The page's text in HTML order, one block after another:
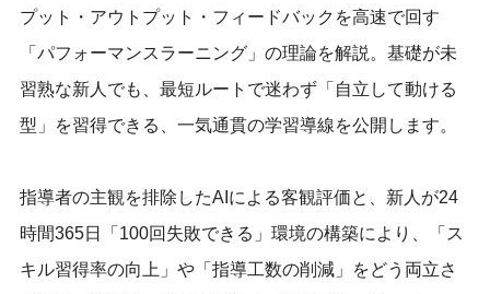
プット・アウトプット・フィードバックを高速で回す
「パフォーマンスラーニング」の理論を解説。基礎が未
習熟な新人でも、最短ルートで迷わず「自立して動ける
型」を習得できる、一気通貫の学習導線を公開します。
指導者の主観を排除したAIによる客観評価と、新人が24
時間365日「100回失敗できる」環境の構築により、「ス
キル習得率の向上」や「指導工数の削減」をどう両立さ